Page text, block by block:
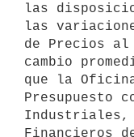
las
las
de Precios al
cambio
que la
Presupuesto
Industriales,
Financieros